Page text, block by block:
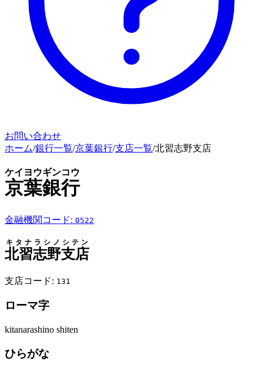
お問い合わせ
ホーム/銀行一覧/京葉銀行/支店一覧/北習志野支店
京葉銀行
ケイヨウギンコウ
金融機関コード: 0522
北習志野支店
キタナラシノシテン
支店コード: 131
ローマ字
kitanarashino shiten
ひらがな